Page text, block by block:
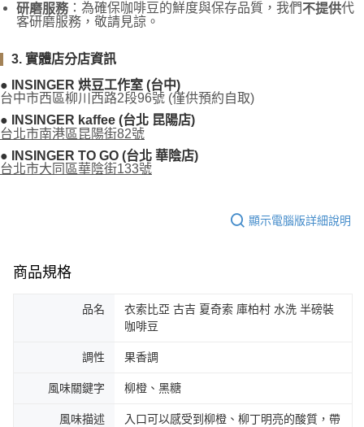
研磨服務 ：為確保咖啡豆的鮮度與保存品質，我們不提供代
客研磨服務，敬請見諒。
3. 實體店分店資訊
● INSINGER 烘豆工作室 (台中)
台中市西區柳川西路2段96號 (僅供預約自取)
● INSINGER kaffee (台北 昆陽店)
台北市南港區昆陽街82號
● INSINGER TO GO (台北 華陰店)
台北市大同區華陰街133號
顯示電腦版詳細說明
商品規格
品名
衣索比亞 古吉 夏奇索 庫柏村 水洗 半磅裝
咖啡豆
調性 果香調
風味關鍵字 柳橙、黑糖
風味描述
入口可以感受到柳橙、柳丁明亮的酸質，帶